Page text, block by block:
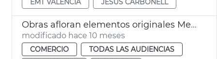
Obras afloran elementos originales Mercado Central de València
modificado hace 10 meses
COMERCIO
TODAS LAS AUDIENCIAS